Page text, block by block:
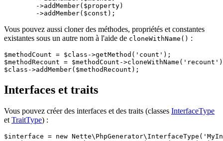
Vous pouvez aussi cloner des méthodes, propriétés et constantes
existantes sous un autre nom à l'aide de cloneWithName() :
$methodCount = $class->getMethod('count');
$methodRecount = $methodCount-
Interfaces et traits
Vous pouvez créer des interfaces et des traits (classes InterfaceType
et TraitType) :
$interface = new